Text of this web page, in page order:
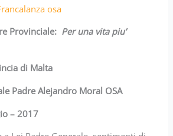
osa
Provinciale: Per una vita piu’
di Malta
Padre Alejandro Moral OSA
– 2017